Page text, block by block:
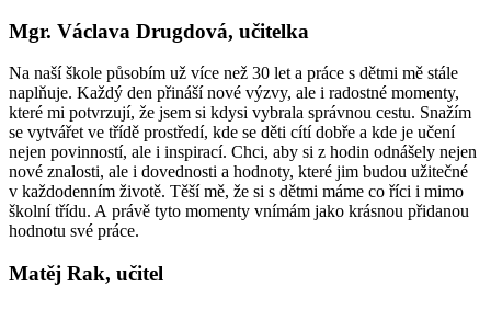
Mgr. Václava Drugdová, učitelka
Na naší škole působím už více než 30 let a práce s dětmi mě stále
naplňuje. Každý den přináší nové výzvy, ale i radostné momenty,
které mi potvrzují, že jsem si kdysi vybrala správnou cestu. Snažím
se vytvářet ve třídě prostředí, kde se děti cítí dobře a kde je učení
nejen povinností, ale i inspirací. Chci, aby si z hodin odnášely nejen
nové znalosti, ale i dovednosti a hodnoty, které jim budou užitečné
v každodenním životě. Těší mě, že si s dětmi máme co říci i mimo
školní třídu. A právě tyto momenty vnímám jako krásnou přidanou
hodnotu své práce.
Matěj Rak, učitel